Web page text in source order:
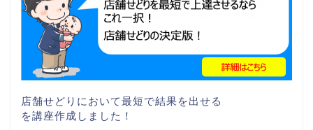
店舗せどりにおいて最短で結果を出せる
を講座作成しました！